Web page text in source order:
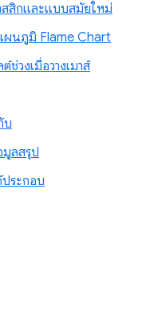
สิกและแบบสมัยใหม่
ผนภูมิ Flame Chart
ช่วงเมื่อวางเมาส์
บ
มูลสรุป
ประกอบ